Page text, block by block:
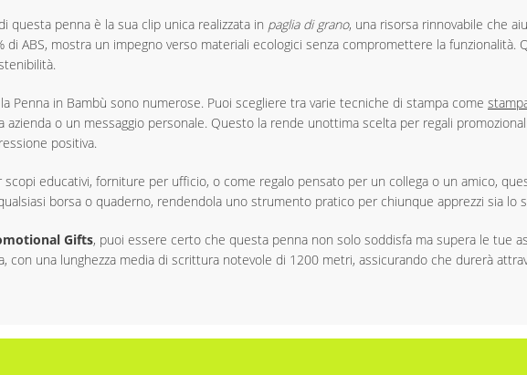
questa penna è la sua clip unica realizzata in paglia di grano, una risorsa rinnovabile che
di ABS, mostra un impegno verso materiali ecologici senza compromettere la funzionalità.
Penna in Bambù sono numerose. Puoi scegliere tra varie tecniche di stampa come
azienda o un messaggio personale. Questo la rende unottima scelta per regali
positiva.
educativi, forniture per ufficio, o come regalo pensato per un collega o un amico,
borsa o quaderno, rendendola uno strumento pratico per chiunque apprezzi sia lo
Gifts, puoi essere certo che questa penna non solo soddisfa ma supera le tue
con una lunghezza media di scrittura notevole di 1200 metri, assicurando che durerà